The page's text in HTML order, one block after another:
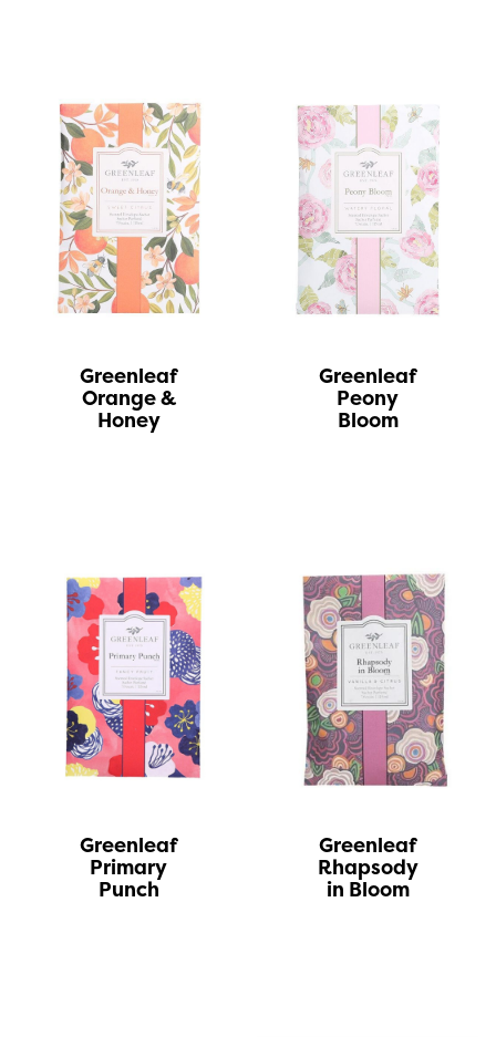
Greenleaf
Orange &
Honey
Greenleaf
Peony
Bloom
Greenleaf
Primary
Punch
Greenleaf
Rhapsody
in Bloom